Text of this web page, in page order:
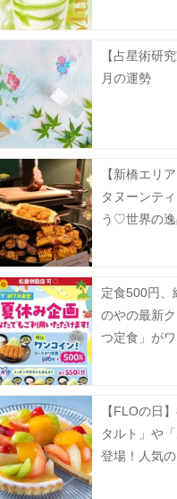
【占星術研
月の運勢
【新橋エリ
タヌーンテ
う♡世界の
定食500円、
のやの最新
つ定食」がワ
【FLOの日
タルト」や
登場！人気